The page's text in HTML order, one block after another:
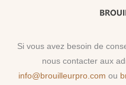
Si vous avez besoin de
nous contacter aux
info@brouilleurpro.com ou